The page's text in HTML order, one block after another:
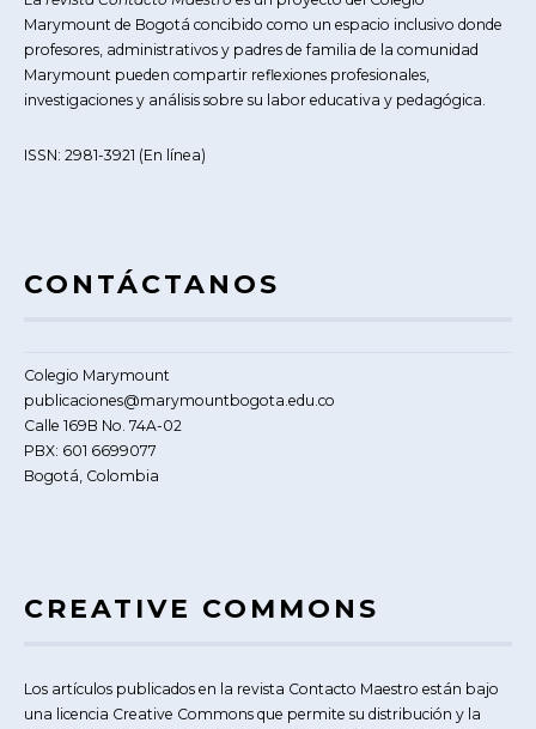
Marymount de Bogotá concibido como un espacio inclusivo donde
profesores, administrativos y padres de familia de la comunidad
Marymount pueden compartir reflexiones profesionales,
investigaciones y análisis sobre su labor educativa y pedagógica.
ISSN: 2981-3921 (En línea)
CONTÁCTANOS
Colegio Marymount
publicaciones@marymountbogota.edu.co
Calle 169B No. 74A-02
PBX: 601 6699077
Bogotá, Colombia
CREATIVE COMMONS
Los artículos publicados en la revista Contacto Maestro están bajo
una licencia Creative Commons que permite su distribución y la